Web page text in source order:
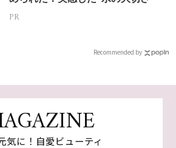
PR
Recommended by
気に！自愛ビューティ